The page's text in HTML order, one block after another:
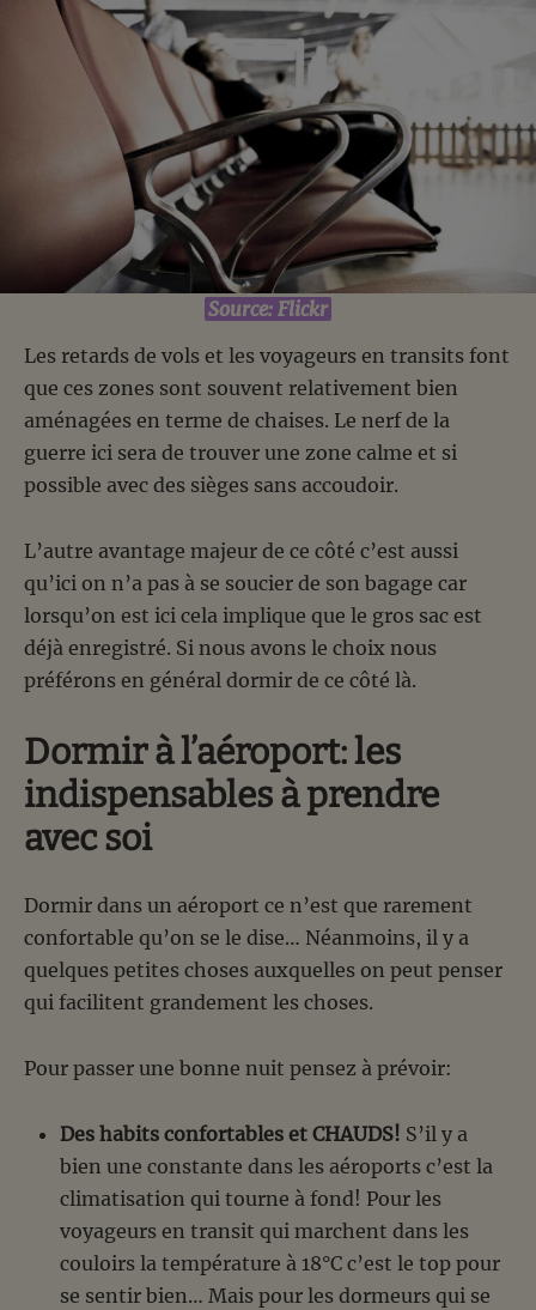
Source: Flickr
Les retards de vols et les voyageurs en transits font
que ces zones sont souvent relativement bien
aménagées en terme de chaises. Le nerf de la
guerre ici sera de trouver une zone calme et si
possible avec des sièges sans accoudoir.
L’autre avantage majeur de ce côté c’est aussi
qu’ici on n’a pas à se soucier de son bagage car
lorsqu’on est ici cela implique que le gros sac est
déjà enregistré. Si nous avons le choix nous
préférons en général dormir de ce côté là.
Dormir à l’aéroport: les
indispensables à prendre
avec soi
Dormir dans un aéroport ce n’est que rarement
confortable qu’on se le dise… Néanmoins, il y a
quelques petites choses auxquelles on peut penser
qui facilitent grandement les choses.
Pour passer une bonne nuit pensez à prévoir:
Des habits confortables et CHAUDS! S’il y a
bien une constante dans les aéroports c’est la
climatisation qui tourne à fond! Pour les
voyageurs en transit qui marchent dans les
couloirs la température à 18°C c’est le top pour
se sentir bien… Mais pour les dormeurs qui se